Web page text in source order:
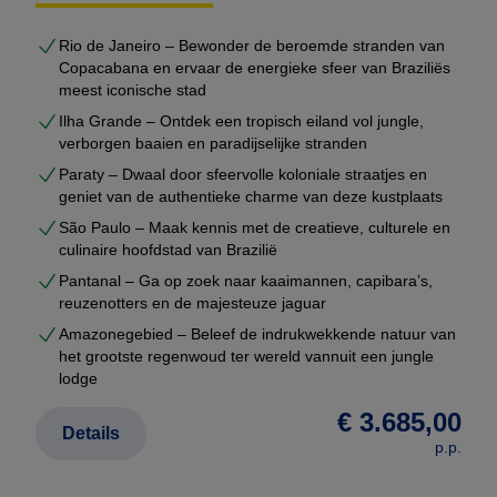
voldoende rustmomenten tussen de reisdagen
U ontvangt geen generiek voorstel, maar een volledig
uitgewerkte reisopzet
excursies en bijpassend vluchtschema.
Gebaseerd op duizenden echte reizen
Op onze website vindt u meer dan2000
klanten hebben samengesteld. Dit zijn geen
marketingroutes, maar echte reisopzetten met
werkende logistiek.
Uw maatwerkreis wordt hieruit opgebouwd en
geoptimaliseerd.
Rio de Janeiro – Bewonder de beroemde stranden van
Copacabana en ervaar de energieke sfeer van Braziliës
meest iconische stad
Ilha Grande – Ontdek een tropisch eiland vol jungle,
verborgen baaien en paradijselijke stranden
Paraty – Dwaal door sfeervolle koloniale straatjes en
geniet van de authentieke charme van deze kustplaats
São Paulo – Maak kennis met de creatieve, culturele en
culinaire hoofdstad van Brazilië
Pantanal – Ga op zoek naar kaaimannen, capibara’s,
reuzenotters en de majesteuze jaguar
Amazonegebied – Beleef de indrukwekkende natuur van
het grootste regenwoud ter wereld vannuit een jungle
lodge
€ 3.685,00
p.p.
Details